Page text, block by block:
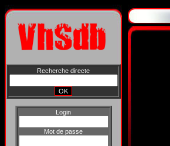
Recherche directe
Login
Mot de passe